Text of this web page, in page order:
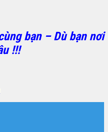
bạn – Dù bạn nơi
!!!